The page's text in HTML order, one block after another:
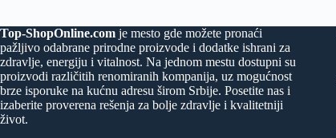
Top-ShopOnline.com je mesto gde možete pronaći
pažljivo odabrane prirodne proizvode i dodatke ishrani za
zdravlje, energiju i vitalnost. Na jednom mestu dostupni su
proizvodi različitih renomiranih kompanija, uz mogućnost
brze isporuke na kućnu adresu širom Srbije. Posetite nas i
izaberite proverena rešenja za bolje zdravlje i kvalitetniji
život.